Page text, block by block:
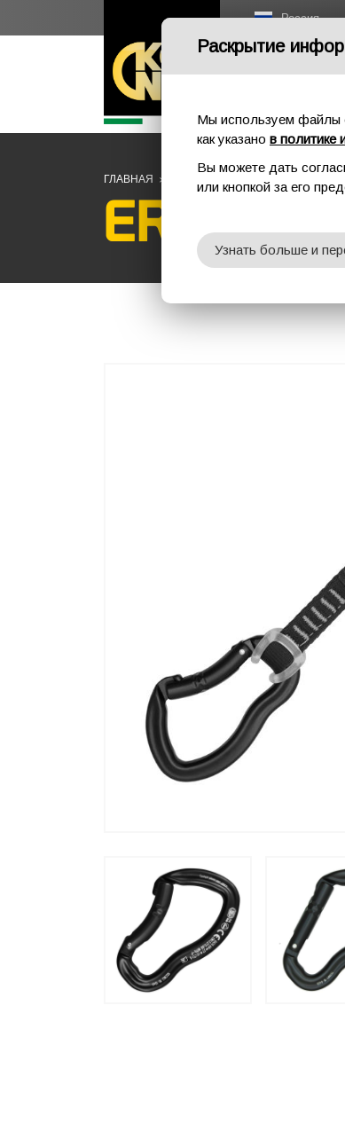
Россия
ГЛАВНАЯ ОТТЯЖКИ ERGO
ERGO
Раскрытие
Мы используем файлы
как указано в политике
Вы можете дать
или кнопкой за его
Узнать больше и